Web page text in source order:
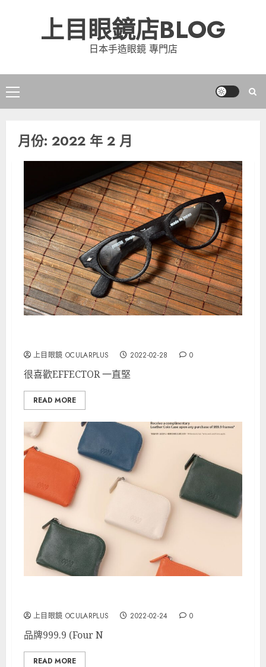
上目眼鏡店BLOG
日本手造眼鏡 專門店
Primary
Menu
月份: 2022 年 2 月
上目眼鏡 OCULARPLUS 2022-02-28 0
很喜歡EFFECTOR 一直堅
READ MORE
上目眼鏡 OCULARPLUS 2022-02-24 0
品牌999.9 (Four N
READ MORE